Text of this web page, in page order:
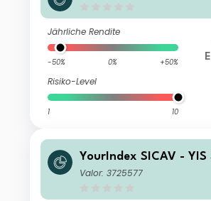
on
Jährliche Rendite
-50% 0% +50%
Risiko-Level
1 10
YourIndex SICAV - YIS
U Government Bond Z
Valor: 3725577